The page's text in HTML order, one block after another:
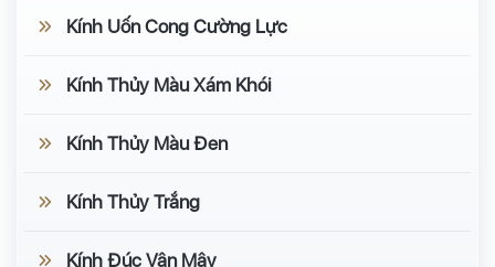
Kính Uốn Cong Cường Lực
Kính Thủy Màu Xám Khói
Kính Thủy Màu Đen
Kính Thủy Trắng
Kính Đúc Vân Mây